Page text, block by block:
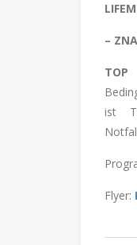
–
TOP
ist
Flyer: